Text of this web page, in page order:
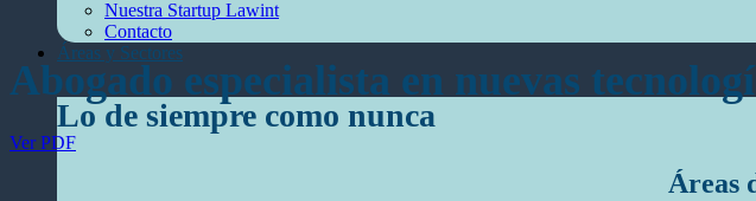
Nuestra Startup Lawint
Contacto
Áreas y Sectores
Lo de siempre como nunca
Áreas
Abogado especialista en nuevas
Ver PDF